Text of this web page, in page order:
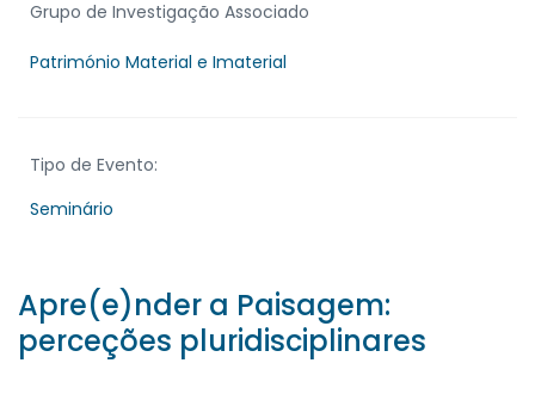
Grupo de Investigação Associado
Património Material e Imaterial
Tipo de Evento:
Seminário
Apre(e)nder a Paisagem:
perceções pluridisciplinares